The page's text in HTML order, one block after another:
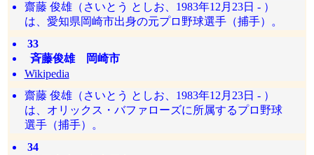
齋藤 俊雄（さいとう としお、1983年12月23日 - ）
は、愛知県岡崎市出身の元プロ野球選手（捕手）。
33
斉藤俊雄 岡崎市
Wikipedia
齋藤 俊雄（さいとう としお、1983年12月23日 - ）
は、オリックス・バファローズに所属するプロ野球
選手（捕手）。
34